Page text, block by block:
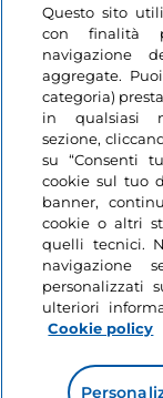
Questo sito
con finalità
navigazione
aggregate.
categoria)
in qualsiasi
sezione,
su “Consenti
cookie sul tuo
banner,
cookie o altri
quelli tecnici.
navigazione
personalizzati
ulteriori
Cookie policy